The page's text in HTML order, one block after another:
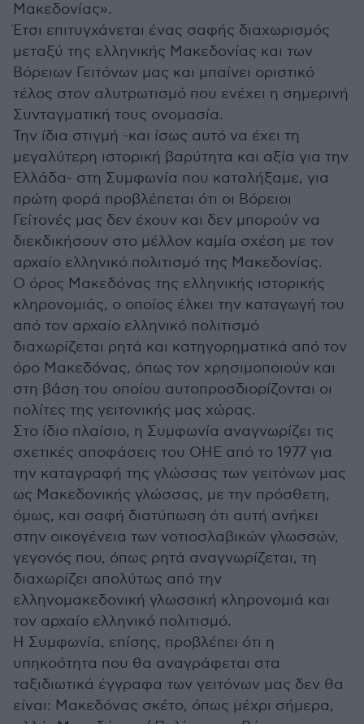
Μακεδονίας».
Έτσι επιτυγχάνεται ένας σαφής διαχωρισμός
μεταξύ της ελληνικής Μακεδονίας και των
Βόρειων Γειτόνων μας και μπαίνει οριστικό
τέλος στον αλυτρωτισμό που ενέχει η σημερινή
Συνταγματική τους ονομασία.
Την ίδια στιγμή -και ίσως αυτό να έχει τη
μεγαλύτερη ιστορική βαρύτητα και αξία για την
Ελλάδα- στη Συμφωνία που καταλήξαμε, για
πρώτη φορά προβλέπεται ότι οι Βόρειοι
Γείτονές μας δεν έχουν και δεν μπορούν να
διεκδικήσουν στο μέλλον καμία σχέση με τον
αρχαίο ελληνικό πολιτισμό της Μακεδονίας.
Ο όρος Μακεδόνας της ελληνικής ιστορικής
κληρονομιάς, ο οποίος έλκει την καταγωγή του
από τον αρχαίο ελληνικό πολιτισμό
διαχωρίζεται ρητά και κατηγορηματικά από τον
όρο Μακεδόνας, όπως τον χρησιμοποιούν και
στη βάση του οποίου αυτοπροσδιορίζονται οι
πολίτες της γειτονικής μας χώρας.
Στο ίδιο πλαίσιο, η Συμφωνία αναγνωρίζει τις
σχετικές αποφάσεις του ΟΗΕ από το 1977 για
την καταγραφή της γλώσσας των γειτόνων μας
ως Μακεδονικής γλώσσας, με την πρόσθετη,
όμως, και σαφή διατύπωση ότι αυτή ανήκει
στην οικογένεια των νοτιοσλαβικών γλωσσών,
γεγονός που, όπως ρητά αναγνωρίζεται, τη
διαχωρίζει απολύτως από την
ελληνομακεδονική γλωσσική κληρονομιά και
τον αρχαίο ελληνικό πολιτισμό.
Η Συμφωνία, επίσης, προβλέπει ότι η
υπηκοότητα που θα αναγράφεται στα
ταξιδιωτικά έγγραφα των γειτόνων μας δεν θα
είναι: Μακεδόνας σκέτο, όπως μέχρι σήμερα,